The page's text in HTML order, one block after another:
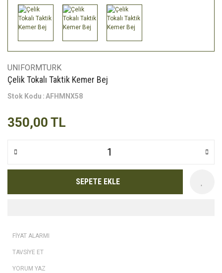
UNIFORMTURK
Çelik Tokalı Taktik Kemer Bej
Stok Kodu AFHMNX58
350,00 TL
SEPETE EKLE
FİYAT ALARMI
TAVSİYE ET
YORUM YAZ